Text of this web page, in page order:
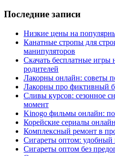
Последние записи
Низкие цены на
Канатные стропы для
манипуляторов
Скачать бесплатные игры
родителей
Лакорны онлайн: советы
Лакорны про фиктивный
Сливы курсов: сезонное
момент
Kinogo фильмы онлайн:
Корейские сериалы
Комплексный ремонт в
Сигареты оптом:
Сигареты оптом без